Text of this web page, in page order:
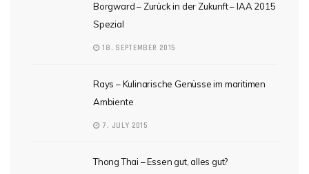
Borgward – Zurück in der Zukunft – IAA 2015
Spezial
18. SEPTEMBER 2015
Rays – Kulinarische Genüsse im maritimen
Ambiente
7. JULY 2015
Thong Thai – Essen gut, alles gut?